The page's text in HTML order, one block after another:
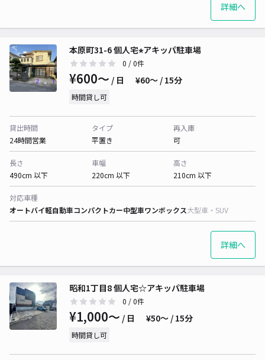
詳細へ
本原町31-6 個人宅⭐︎アキッパ駐車場
0 / 0件
¥600〜 / 日 ¥60〜 / 15分
時間貸し可
貸出時間
24時間営業
タイプ
平置き
再入庫
可
長さ
490cm 以下
車幅
220cm 以下
高さ
210cm 以下
対応車種
オートバイ軽自動車コンパクトカー中型車ワンボックス大型車・SUV
詳細へ
昭和1丁目8 個人宅☆アキッパ駐車場
0 / 0件
¥1,000〜 / 日 ¥50〜 / 15分
時間貸し可